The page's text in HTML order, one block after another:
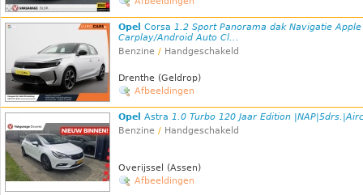
Opel Corsa 1.2 Sport Panorama dak Navigatie Apple
Carplay/Android Auto Cl...
Benzine / Handgeschakeld
Drenthe (Geldrop)
Afbeeldingen
Opel Astra 1.0 Turbo 120 Jaar Edition
Benzine / Handgeschakeld
Overijssel (Assen)
Afbeeldingen